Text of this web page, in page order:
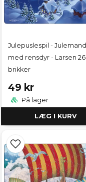
Julepuslespil - Julemand
med rensdyr - Larsen 26
brikker
49 kr
På lager
LÆG I KURV